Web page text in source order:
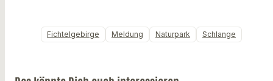
Fichtelgebirge Meldung Naturpark Schlange